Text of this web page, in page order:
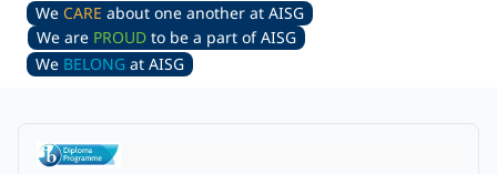
We CARE about one another at AISG
We are PROUD to be a part of AISG
We BELONG at AISG